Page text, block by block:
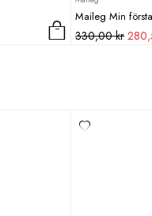
Maileg Min
330,00krDet